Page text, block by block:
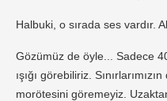
Halbuki, o sırada ses vardır.
Gözümüz de öyle... Sadece
ışığı görebiliriz.
morötesini göremeyiz.